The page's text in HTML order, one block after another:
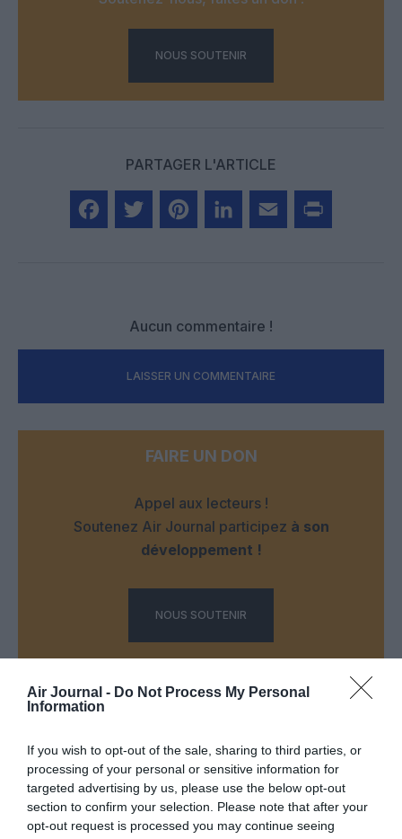
Air Journal - Do Not Process My Personal
Information
If you wish to opt-out of the sale, sharing to third parties, or
processing of your personal or sensitive information for
targeted advertising by us, please use the below opt-out
section to confirm your selection. Please note that after your
opt-out request is processed you may continue seeing
NOUS SOUTENIR
PARTAGER L'ARTICLE
Aucun commentaire !
LAISSER UN COMMENTAIRE
FAIRE UN DON
Appel aux lecteurs !
Soutenez Air Journal participez à son
développement !
NOUS SOUTENIR
DERNIERS COMMENTAIRES
NDRa commenté l'article :